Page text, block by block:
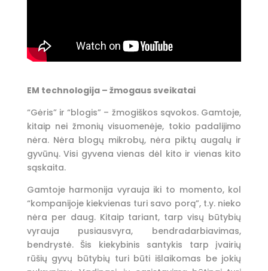
EM technologija – žmogaus sveikatai
“Gėris” ir “blogis” – žmogiškos sąvokos. Gamtoje,
kitaip nei žmonių visuomenėje, tokio padalijimo
nėra. Nėra blogų mikrobų, nėra piktų augalų ir
gyvūnų. Visi gyvena vienas dėl kito ir vienas kito
sąskaita.
Gamtoje harmonija vyrauja iki to momento, kol
“kompanijoje kiekvienas turi savo porą”, t.y. nieko
nėra per daug. Kitaip tariant, tarp visų būtybių
vyrauja pusiausvyra, bendradarbiavimas,
bendrystė. Šis kiekybinis santykis tarp įvairių
rūšių gyvų būtybių turi būti išlaikomas be jokių